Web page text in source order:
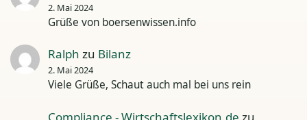
2. Mai 2024
Grüße von boersenwissen.info
Ralph zu Bilanz
2. Mai 2024
Viele Grüße, Schaut auch mal bei uns rein
Compliance - Wirtschaftslexikon.de zu